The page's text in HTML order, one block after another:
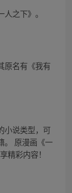
之下》。
原名有《我有
小说类型，可
。 原漫画《一
精彩内容！